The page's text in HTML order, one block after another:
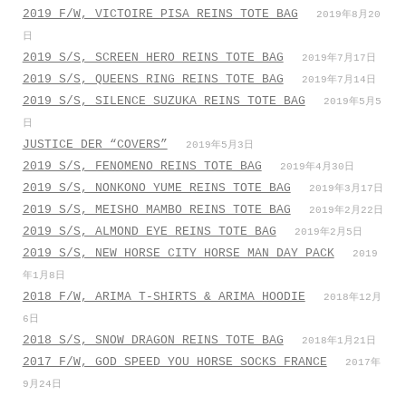
2019 F/W, VICTOIRE PISA REINS TOTE BAG
2019年8月20
日
2019 S/S, SCREEN HERO REINS TOTE BAG 2019年7月17日
2019 S/S, QUEENS RING REINS TOTE BAG 2019年7月14日
2019 S/S, SILENCE SUZUKA REINS TOTE BAG
2019年5月5
日
JUSTICE DER “COVERS” 2019年5月3日
2019 S/S, FENOMENO REINS TOTE BAG 2019年4月30日
2019 S/S, NONKONO YUME REINS TOTE BAG 2019年3月17日
2019 S/S, MEISHO MAMBO REINS TOTE BAG 2019年2月22日
2019 S/S, ALMOND EYE REINS TOTE BAG 2019年2月5日
2019 S/S, NEW HORSE CITY HORSE MAN DAY PACK
2019
年1月8日
2018 F/W, ARIMA T-SHIRTS & ARIMA HOODIE
2018年12月
6日
2018 S/S, SNOW DRAGON REINS TOTE BAG 2018年1月21日
2017 F/W, GOD SPEED YOU HORSE SOCKS FRANCE
2017年
9月24日